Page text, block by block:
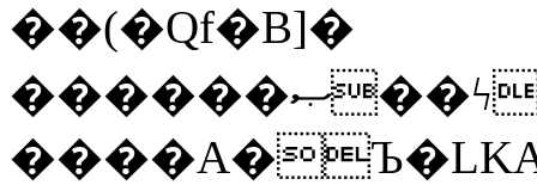
��(�Qf�B]�
������ޞ��ϟak��r��_39$�8�p���7�2�yIZ�R��x��/